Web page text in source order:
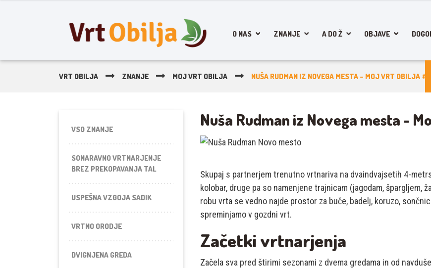
O NAS ZNANJE A DO Ž OBJAVE
VRT OBILJA ZNANJE MOJ VRT OBILJA NUŠA RUDMAN IZ NOVEGA MESTA – MOJ VRT OBILJA
Nuša Rudman iz Novega mesta -
Skupaj s partnerjem trenutno vrtnariva na dvaindvajsetih 4-
kolobar, druge pa so namenjene trajnicam (jagodam, špargljem,
robu vrta se vedno najde prostor za buče, badelj, koruzo,
spreminjamo v gozdni vrt.
Začetki vrtnarjenja
Začela sva pred štirimi sezonami z dvema gredama in od
VSO ZNANJE
SONARAVNO VRTNARJENJE
BREZ PREKOPAVANJA TAL
USPEŠNA VZGOJA SADIK
VRTNO ORODJE
DVIGNJENA GREDA